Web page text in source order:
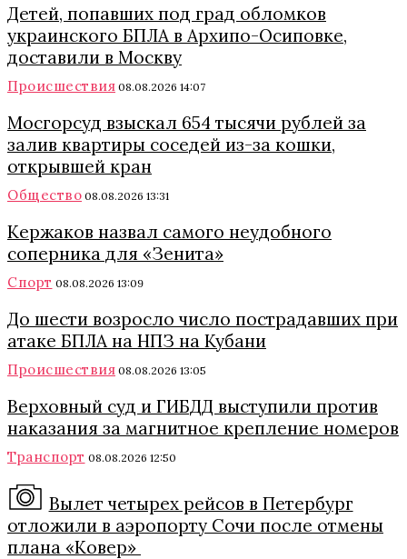
Детей, попавших под град обломков
украинского БПЛА в Архипо-Осиповке,
доставили в Москву
Происшествия 08.08.2026 14:07
Мосгорсуд взыскал 654 тысячи рублей за
залив квартиры соседей из-за кошки,
открывшей кран
Общество 08.08.2026 13:31
Кержаков назвал самого неудобного
соперника для «Зенита»
Спорт 08.08.2026 13:09
До шести возросло число пострадавших при
атаке БПЛА на НПЗ на Кубани
Происшествия 08.08.2026 13:05
Верховный суд и ГИБДД выступили против
наказания за магнитное крепление номеров
Транспорт 08.08.2026 12:50
Вылет четырех рейсов в Петербург
отложили в аэропорту Сочи после отмены
плана «Ковер»